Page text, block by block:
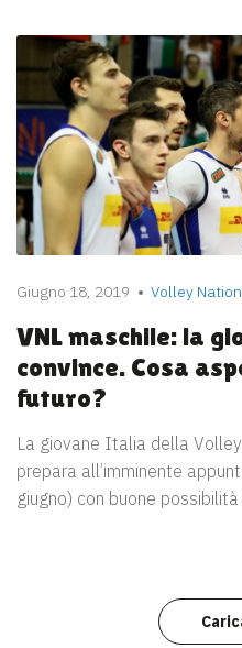
Giugno 18, 2019 Volley
VNL maschile: la
convince. Cosa
futuro?
La giovane Italia della
prepara all’imminente
giugno) con buone